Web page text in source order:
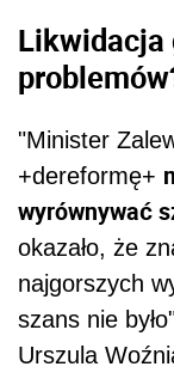
Likwidacja
"Minister
+dereformę+
wyrównywać
okazało, że
najgorszych
szans nie
Urszula